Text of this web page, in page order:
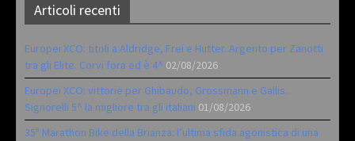
Articoli recenti
Europei XCO: titoli a Aldridge, Frei e Hutter. Argento per Zanotti
tra gli Elite. Corvi fora ed è 4^ 02/08/2026
Europei XCO: vittorie per Ghibaudo, Grossmann e Gallis.
Signorelli 5^ la migliore tra gli italiani 01/08/2026
35ª Marathon Bike della Brianza: l’ultima sfida agonistica di una